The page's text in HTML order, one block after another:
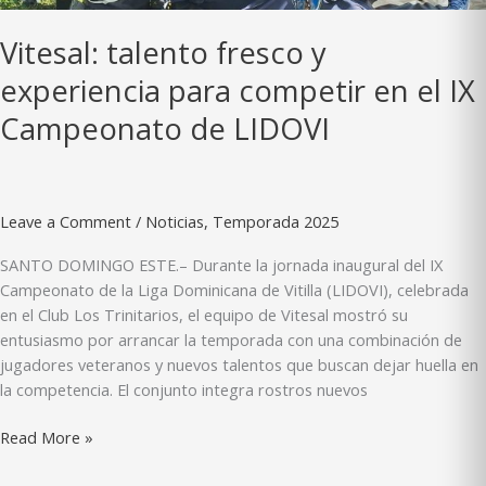
Vitesal: talento fresco y
experiencia para competir en el IX
Campeonato de LIDOVI
Leave a Comment / Noticias, Temporada 2025
SANTO DOMINGO ESTE.– Durante la jornada inaugural del IX
Campeonato de la Liga Dominicana de Vitilla (LIDOVI), celebrada
en el Club Los Trinitarios, el equipo de Vitesal mostró su
entusiasmo por arrancar la temporada con una combinación de
jugadores veteranos y nuevos talentos que buscan dejar huella en
la competencia. El conjunto integra rostros nuevos
Vitesal:
Read More »